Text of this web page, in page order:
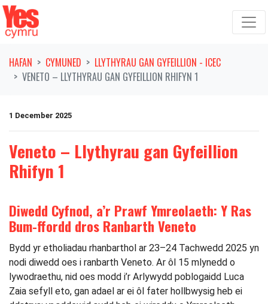
Symud ymlaen o'r llywio
HAFAN CYMUNED
LLYTHYRAU GAN GYFEILLION - ICEC
VENETO – LLYTHYRAU GAN GYFEILLION RHIFYN 1
1 December 2025
Veneto – Llythyrau gan Gyfeillion
Rhifyn 1
Diwedd Cyfnod, a’r Prawf Ymreolaeth: Y Ras
Bum-ffordd dros Ranbarth Veneto
Bydd yr etholiadau rhanbarthol ar 23–24 Tachwedd 2025 yn
nodi diwedd oes i ranbarth Veneto. Ar ôl 15 mlynedd o
lywodraethu, nid oes modd i’r Arlywydd poblogaidd Luca
Zaia sefyll eto, gan adael ar ei ôl fater hollbwysig heb ei